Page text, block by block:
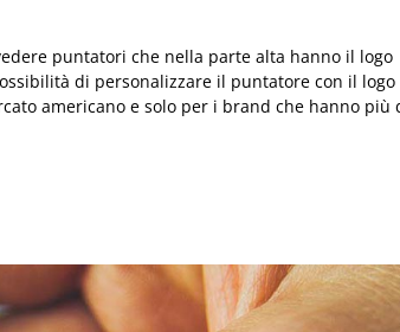
puntatori che nella parte alta hanno il logo
di personalizzare il puntatore con il logo
americano e solo per i brand che hanno più